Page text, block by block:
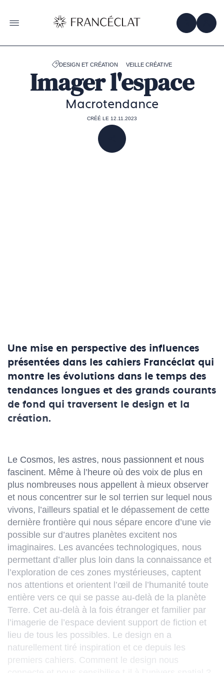
la
page
de
OBTENIR
DESIGN ET CRÉATION VEILLE CRÉATIVE
Imager l'espace
Macrotendance
CRÉÉ LE 12.11.2023
PARTAGER
Une mise en perspective des influences
présentées dans les cahiers Francéclat qui
montre les évolutions dans le temps des
tendances longues et des grands courants
de fond qui traversent le design et la
création.
Le Cosmos, les astres, nous passionnent et nous
fascinent. Même à l’heure où des voix de plus en
plus nombreuses nous appellent à mieux observer
et nous concentrer sur le sol terrien sur lequel nous
vivons, l’ailleurs spatial et le dépassement de cette
dernière frontière qui nous sépare encore d’une vie
possible sur d’autres planètes excitent nos
imaginaires. Les avancées technologiques, nous
permettant d’aller plus loin dans la connaissance et
l’exploration de ces zones mystérieuses, captent
nos attentions et orientent l’œil de l’humanité toute
entière vers ce qui se passe au-delà de la planète
Terre. Cet au-delà à la fois étranger et familier par
l’imagerie de l’espace devient support de fiction et
lieu de tous les possibles. Le design en a
naturellement tiré inspiration et ce depuis les
premiers cahiers. Comment le design nous